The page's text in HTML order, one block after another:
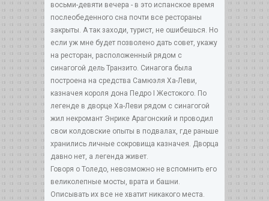
восьми-девяти вечера - в это испанское время
послеобеденного сна почти все рестораны
закрыты. А так заходи, турист, не ошибешься. Но
если уж мне будет позволено дать совет, укажу
на ресторан, расположенный рядом с
синагогой дель Транзито. Синагога была
построена на средства Самюэля Ха-Леви,
казначея короля дона Педро I Жестокого. По
легенде в дворце Ха-Леви рядом с синагогой
жил некромант Энрике Арагонский и проводил
свои колдовские опыты в подвалах, где раньше
хранились личные сокровища казначея. Дворца
давно нет, а легенда живет.
Говоря о Толедо, невозможно не вспомнить его
великолепные мосты, врата и башни.
Описывать их все не хватит никакого места.